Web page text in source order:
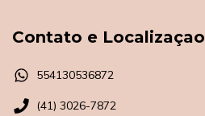
Contato e Localizaçao
554130536872
(41) 3026-7872